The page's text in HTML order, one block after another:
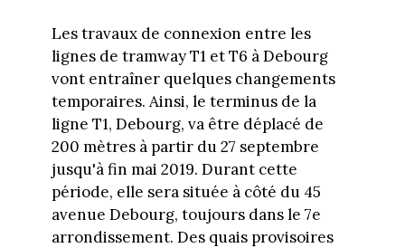
Les travaux de connexion entre les
lignes de tramway T1 et T6 à Debourg
vont entraîner quelques changements
temporaires. Ainsi, le terminus de la
ligne T1, Debourg, va être déplacé de
200 mètres à partir du 27 septembre
jusqu'à fin mai 2019. Durant cette
période, elle sera située à côté du 45
avenue Debourg, toujours dans le 7e
arrondissement. Des quais provisoires